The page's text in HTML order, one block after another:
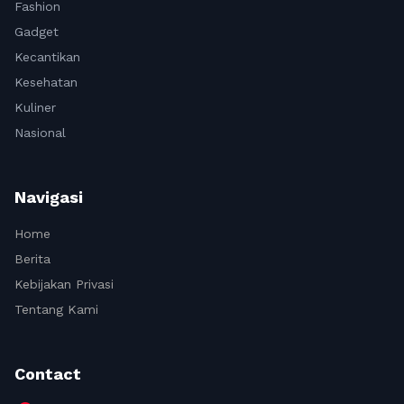
Fashion
Gadget
Kecantikan
Kesehatan
Kuliner
Nasional
Navigasi
Home
Berita
Kebijakan Privasi
Tentang Kami
Contact